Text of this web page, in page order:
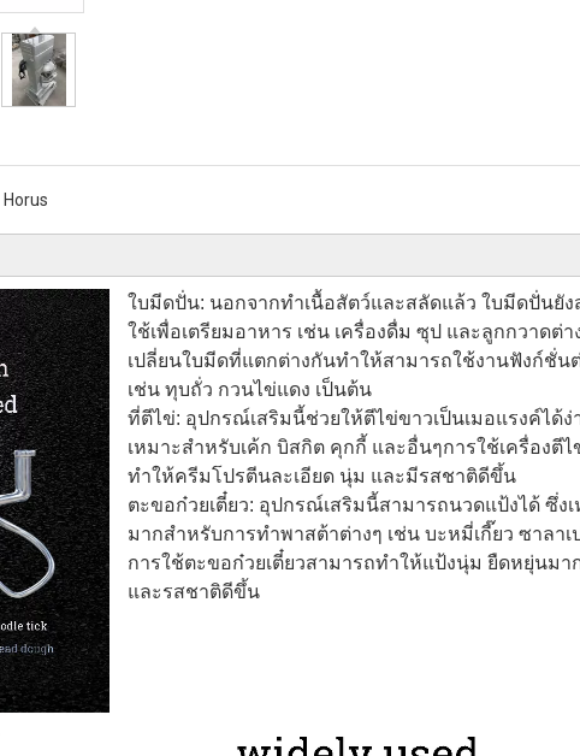
Horus
ใบมีดปั่น: นอกจากทำเนื้อสัตว์และสลัดแล้ว ใบมีดปั่นยัง
ใช้เพื่อเตรียมอาหาร เช่น เครื่องดื่ม ซุป และลูกกวาดต่า
เปลี่ยนใบมีดที่แตกต่างกันทำให้สามารถใช้งานฟังก์ชั่น
เช่น ทุบถั่ว กวนไข่แดง เป็นต้น
ที่ตีไข่: อุปกรณ์เสริมนี้ช่วยให้ตีไข่ขาวเป็นเมอแรงค์ได้ง่
เหมาะสำหรับเค้ก บิสกิต คุกกี้ และอื่นๆการใช้เครื่องตีไ
ทำให้ครีมโปรตีนละเอียด นุ่ม และมีรสชาติดีขึ้น
ตะขอก๋วยเตี๋ยว: อุปกรณ์เสริมนี้สามารถนวดแป้งได้ ซึ่งเ
มากสำหรับการทำพาสต้าต่างๆ เช่น บะหมี่เกี๊ยว ซาลาเ
การใช้ตะขอก๋วยเตี๋ยวสามารถทำให้แป้งนุ่ม ยืดหยุ่นมา
และรสชาติดีขึ้น